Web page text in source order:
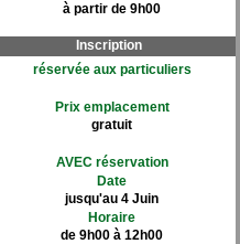
à partir de 9h00
Inscription
réservée aux particuliers
Prix emplacement
gratuit
AVEC réservation
Date
jusqu'au 4 Juin
Horaire
de 9h00 à 12h00